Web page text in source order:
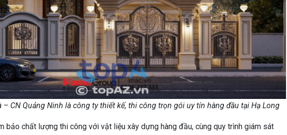
– CN Quảng Ninh là công ty thiết kế, thi công trọn gói uy tín hàng đầu tại Hạ Long
bảo chất lượng thi công với vật liệu xây dựng hàng đầu, cùng quy trình giám sát